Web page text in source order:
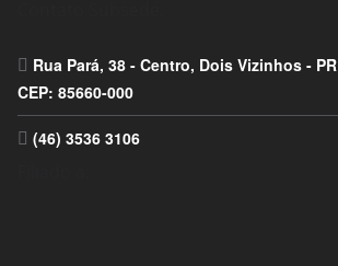
Rua Pará, 38 - Centro, Dois Vizinhos - PR
CEP: 85660-000
(46) 3536 3106